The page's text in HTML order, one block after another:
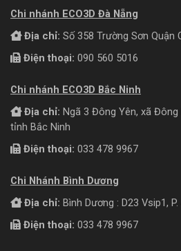
Chi nhánh ECO3D Đà Nẵng
Địa chỉ: Số 358 Trường Sơn Quận
Điện thoại: 090 560 5016
Chi nhánh ECO3D Bắc Ninh
Địa chỉ: Ngã 3 Đông Yên, xã Đông
tỉnh Bắc Ninh
Điện thoại: 033 478 9967
Chi Nhánh Bình Dương
Địa chỉ: Bình Dương : D23 Vsip1,
Điện thoại: 033 478 9967